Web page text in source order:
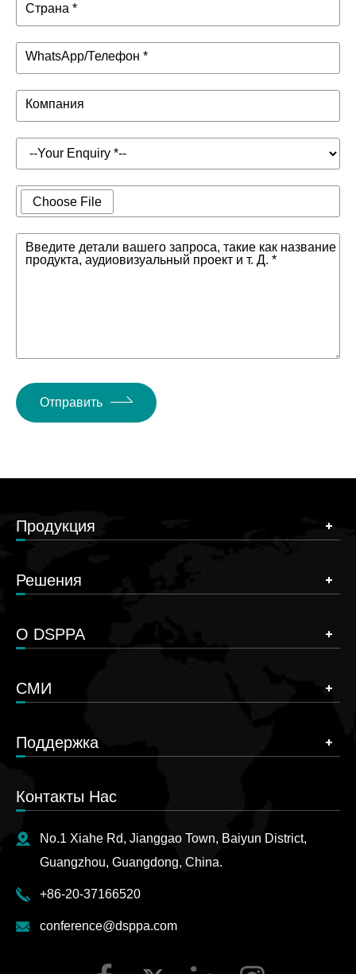
Страна *
WhatsApp/Телефон *
Компания
Choose File
Введите детали вашего запроса, такие как название
продукта, аудиовизуальный проект и т. Д. *
Отправить
Продукция
Решения
О DSPPA
СМИ
Поддержка
Контакты Нас
No.1 Xiahe Rd, Jianggao Town, Baiyun District,
Guangzhou, Guangdong, China.
+86-20-37166520
conference@dsppa.com